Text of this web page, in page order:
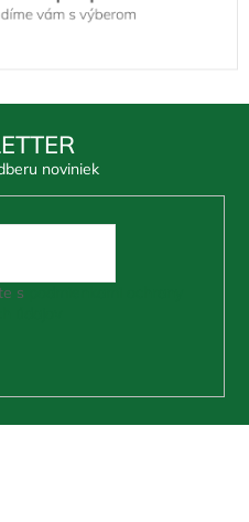
noviniek
s